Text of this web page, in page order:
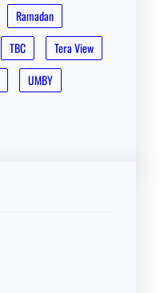
Ramadan
TBC
Tera View
UMBY